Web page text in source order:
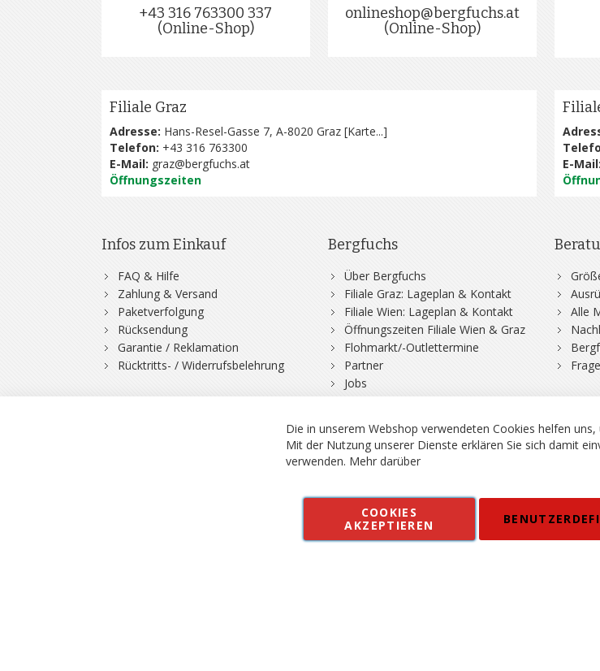
+43 316 763300 337
(Online-Shop)
onlineshop@bergfuchs.at
(Online-Shop)
Filiale Graz
Adresse: Hans-Resel-Gasse 7, A-8020 Graz [Karte...]
Telefon: +43 316 763300
E-Mail: graz@bergfuchs.at
Öffnungszeiten
E-Mail:
Infos zum Einkauf
FAQ & Hilfe
Zahlung & Versand
Paketverfolgung
Rücksendung
Garantie / Reklamation
Rücktritts- / Widerrufsbelehrung
Bergfuchs
Über Bergfuchs
Filiale Graz: Lageplan & Kontakt
Filiale Wien: Lageplan & Kontakt
Öffnungszeiten Filiale Wien & Graz
Flohmarkt/-Outlettermine
Partner
Jobs
Alle
Vertrag widerrufen Kontakt AGB
Alle Preise inkl. MWSt. in EUR, Angebot solange Vorrat
Die in unserem Webshop verwendeten Cookies helfen uns,
Mit der Nutzung unserer Dienste erklären Sie sich damit
verwenden. Mehr darüber
COOKIES
AKZEPTIEREN